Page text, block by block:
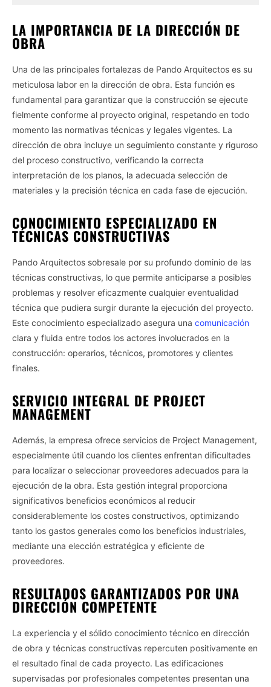
LA IMPORTANCIA DE LA DIRECCIÓN DE
OBRA
Una de las principales fortalezas de Pando Arquitectos es su
meticulosa labor en la dirección de obra. Esta función es
fundamental para garantizar que la construcción se ejecute
fielmente conforme al proyecto original, respetando en todo
momento las normativas técnicas y legales vigentes. La
dirección de obra incluye un seguimiento constante y riguroso
del proceso constructivo, verificando la correcta
interpretación de los planos, la adecuada selección de
materiales y la precisión técnica en cada fase de ejecución.
CONOCIMIENTO ESPECIALIZADO EN
TÉCNICAS CONSTRUCTIVAS
Pando Arquitectos sobresale por su profundo dominio de las
técnicas constructivas, lo que permite anticiparse a posibles
problemas y resolver eficazmente cualquier eventualidad
técnica que pudiera surgir durante la ejecución del proyecto.
Este conocimiento especializado asegura una comunicación
clara y fluida entre todos los actores involucrados en la
construcción: operarios, técnicos, promotores y clientes
finales.
SERVICIO INTEGRAL DE PROJECT
MANAGEMENT
Además, la empresa ofrece servicios de Project Management,
especialmente útil cuando los clientes enfrentan dificultades
para localizar o seleccionar proveedores adecuados para la
ejecución de la obra. Esta gestión integral proporciona
significativos beneficios económicos al reducir
considerablemente los costes constructivos, optimizando
tanto los gastos generales como los beneficios industriales,
mediante una elección estratégica y eficiente de
proveedores.
RESULTADOS GARANTIZADOS POR UNA
DIRECCIÓN COMPETENTE
La experiencia y el sólido conocimiento técnico en dirección
de obra y técnicas constructivas repercuten positivamente en
el resultado final de cada proyecto. Las edificaciones
supervisadas por profesionales competentes presentan una